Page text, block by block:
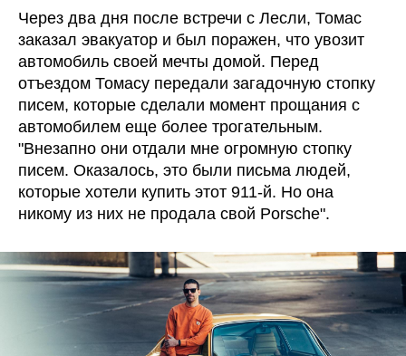
Через два дня после встречи с Лесли, Томас
заказал эвакуатор и был поражен, что увозит
автомобиль своей мечты домой. Перед
отъездом Томасу передали загадочную стопку
писем, которые сделали момент прощания с
автомобилем еще более трогательным.
"Внезапно они отдали мне огромную стопку
писем. Оказалось, это были письма людей,
которые хотели купить этот 911-й. Но она
никому из них не продала свой Porsche".